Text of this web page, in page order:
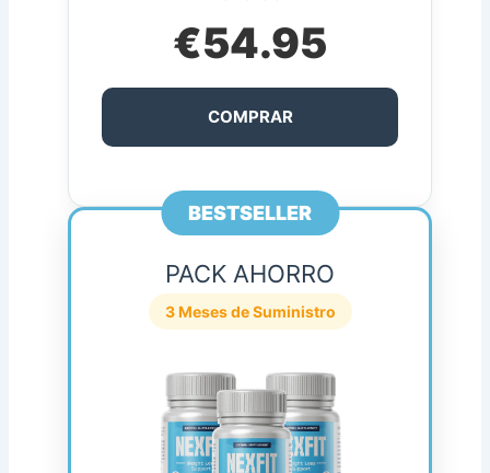
€54.95
COMPRAR
BESTSELLER
PACK AHORRO
3 Meses de Suministro